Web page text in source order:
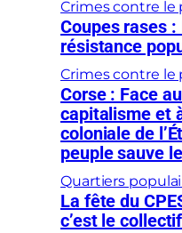
Crimes contre le
Coupes rases :
résistance
Crimes contre le
Corse : Face
capitalisme et
coloniale de
peuple sauve
Quartiers
La fête du
c’est le